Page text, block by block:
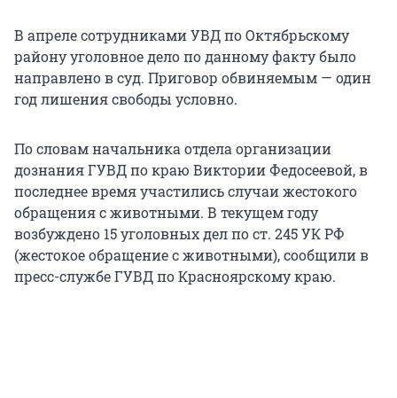
В апреле сотрудниками УВД по Октябрьскому
району уголовное дело по данному факту было
направлено в суд. Приговор обвиняемым — один
год лишения свободы условно.
По словам начальника отдела организации
дознания ГУВД по краю Виктории Федосеевой, в
последнее время участились случаи жестокого
обращения с животными. В текущем году
возбуждено 15 уголовных дел по ст. 245 УК РФ
(жестокое обращение с животными), сообщили в
пресс-службе ГУВД по Красноярскому краю.